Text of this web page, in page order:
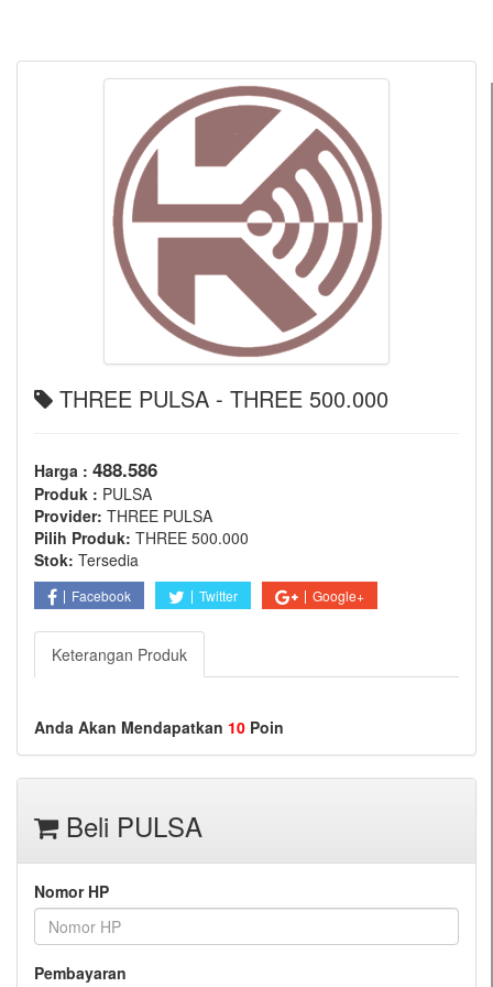
THREE PULSA - THREE 500.000
Harga : 488.586
Produk : PULSA
Provider: THREE PULSA
Pilih Produk: THREE 500.000
Stok: Tersedia
Facebook Twitter Google+
Keterangan Produk
Anda Akan Mendapatkan 10 Poin
Beli PULSA
Nomor HP
Pembayaran